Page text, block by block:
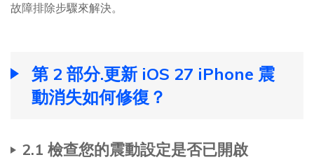
故障排除步驟來解決。
第 2 部分.更新 iOS 27 iPhone 震
動消失如何修復？
2.1 檢查您的震動設定是否已開啟